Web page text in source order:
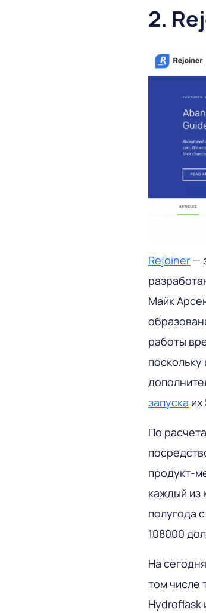
2.
Rejoiner —
Майк
работы
поскольку
запуска
По
продукт-
каждый из
полугода
108000
На
том числе
Hydroflask